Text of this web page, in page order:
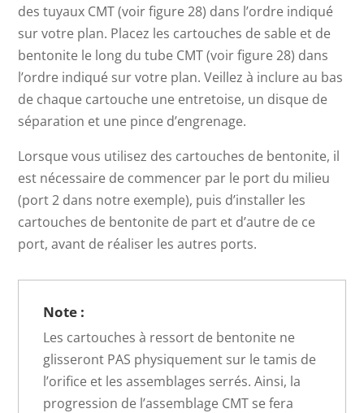
des tuyaux CMT (voir figure 28) dans l’ordre indiqué
sur votre plan. Placez les cartouches de sable et de
bentonite le long du tube CMT (voir figure 28) dans
l’ordre indiqué sur votre plan. Veillez à inclure au bas
de chaque cartouche une entretoise, un disque de
séparation et une pince d’engrenage.
Lorsque vous utilisez des cartouches de bentonite, il
est nécessaire de commencer par le port du milieu
(port 2 dans notre exemple), puis d’installer les
cartouches de bentonite de part et d’autre de ce
port, avant de réaliser les autres ports.
Note :
Les cartouches à ressort de bentonite ne
glisseront PAS physiquement sur le tamis de
l’orifice et les assemblages serrés. Ainsi, la
progression de l’assemblage CMT se fera